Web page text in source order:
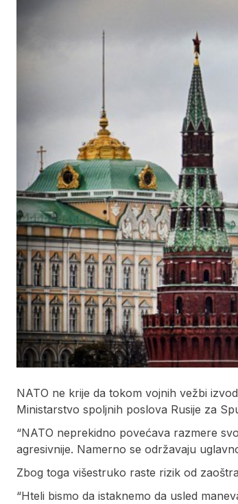
NATO ne krije da tokom vojnih vežbi
Ministarstvo spoljnih poslova Rusije za
“NATO neprekidno povećava razmere
agresivnije. Namerno se održavaju
Zbog toga višestruko raste rizik od
“Hteli bismo da istaknemo da usled